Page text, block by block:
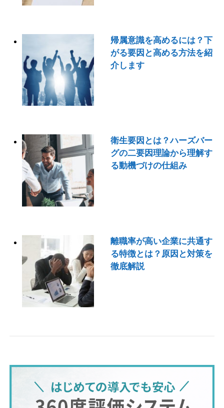
帰属意識を高めるには？下
がる要因と高める方法を紹
介します
衛生要因とは？ハーズバー
グの二要因理論から理解す
る動機づけの仕組み
離職率が高い企業に共通す
る特徴とは？原因と対策を
徹底解説